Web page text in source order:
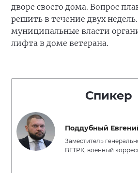
дворе своего дома. Вопрос
решить в течение двух
муниципальные власти
лифта в доме ветерана.
Спикер
Поддубный
Заместитель
ВГТРК, военный